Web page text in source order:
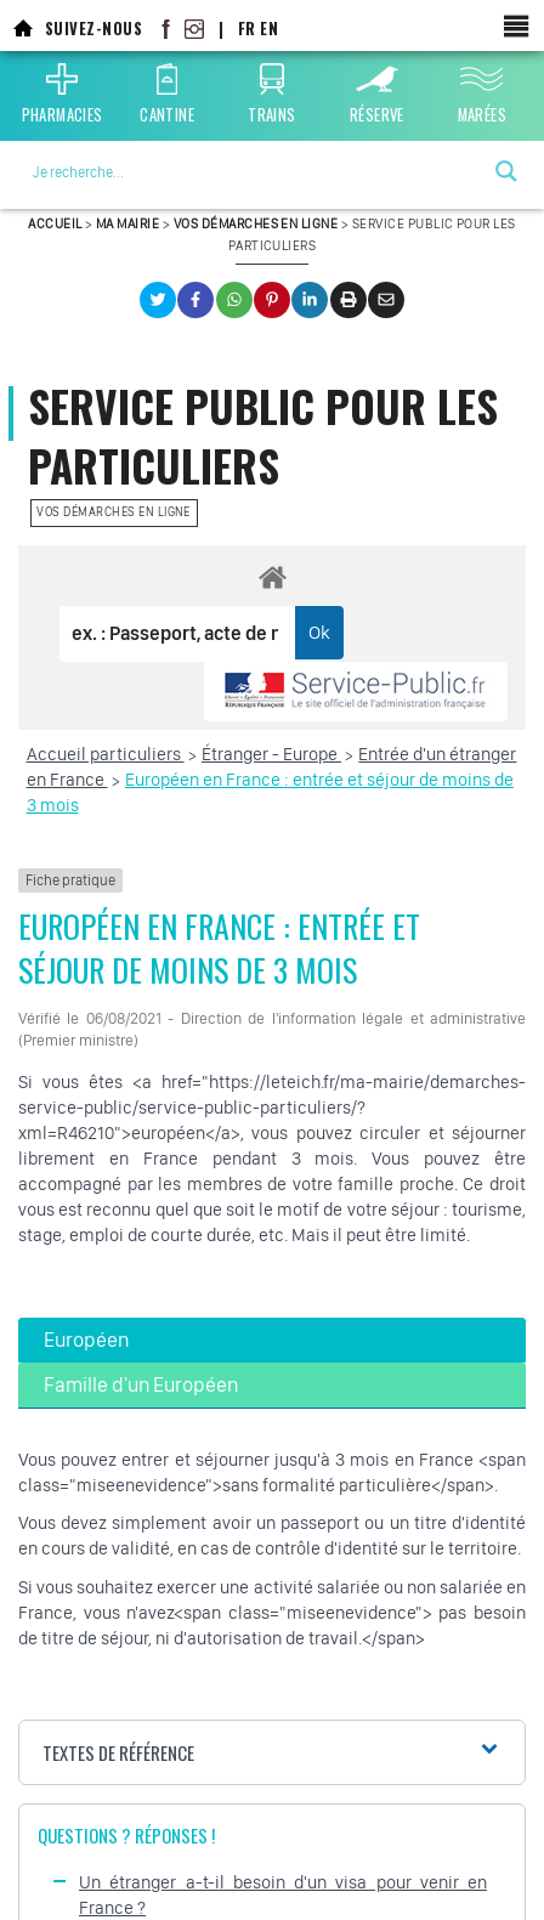
SUIVEZ-NOUS | FR EN
PHARMACIES CANTINE TRAINS RÉSERVE MARÉES
ACCUEIL> MA MAIRIE > VOS DÉMARCHES EN LIGNE > SERVICE PUBLIC POUR LES
PARTICULIERS
SERVICE PUBLIC POUR LES
PARTICULIERS
VOS DÉMARCHES EN LIGNE
Accueil particuliers > Étranger - Europe > Entrée d'un étranger
en France > Européen en France : entrée et séjour de moins de
3 mois
Fiche pratique
EUROPÉEN EN FRANCE : ENTRÉE ET
SÉJOUR DE MOINS DE 3 MOIS
Vérifié le 06/08/2021 - Direction de l'information légale et administrative
(Premier ministre)
Si vous êtes <a href="https://leteich.fr/ma-mairie/demarches-
service-public/service-public-particuliers/?
xml=R46210">européen</a>, vous pouvez circuler et séjourner
librement en France pendant 3 mois. Vous pouvez être
accompagné par les membres de votre famille proche. Ce droit
vous est reconnu quel que soit le motif de votre séjour : tourisme,
stage, emploi de courte durée, etc. Mais il peut être limité.
Européen
Famille d'un Européen
Vous pouvez entrer et séjourner jusqu'à 3 mois en France <span
class="miseenevidence">sans formalité particulière</span>.
Vous devez simplement avoir un passeport ou un titre d'identité
en cours de validité, en cas de contrôle d'identité sur le territoire.
Si vous souhaitez exercer une activité salariée ou non salariée en
France, vous n'avez<span class="miseenevidence"> pas besoin
de titre de séjour, ni d'autorisation de travail.</span>
TEXTES DE RÉFÉRENCE
QUESTIONS ? RÉPONSES !
Un étranger a-t-il besoin d'un visa pour venir en
France ?